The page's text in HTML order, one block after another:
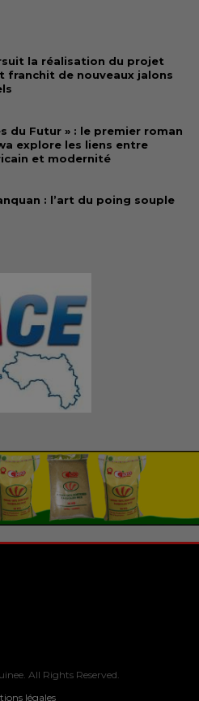
la réalisation du projet
franchit de nouveaux jalons
du Futur » : le premier roman
explore les liens entre
et modernité
: l’art du poing souple
All Rights Reserved.
légales